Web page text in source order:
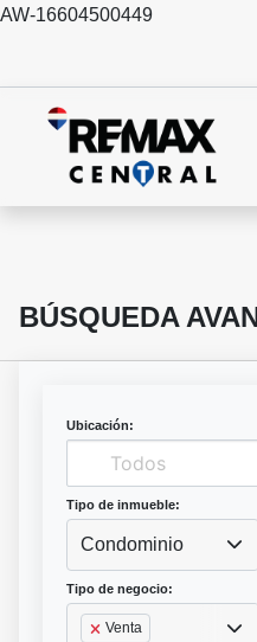
AW-16604500449
BÚSQUEDA
Ubicación:
Tipo de inmueble:
Condominio
Tipo de negocio:
Venta